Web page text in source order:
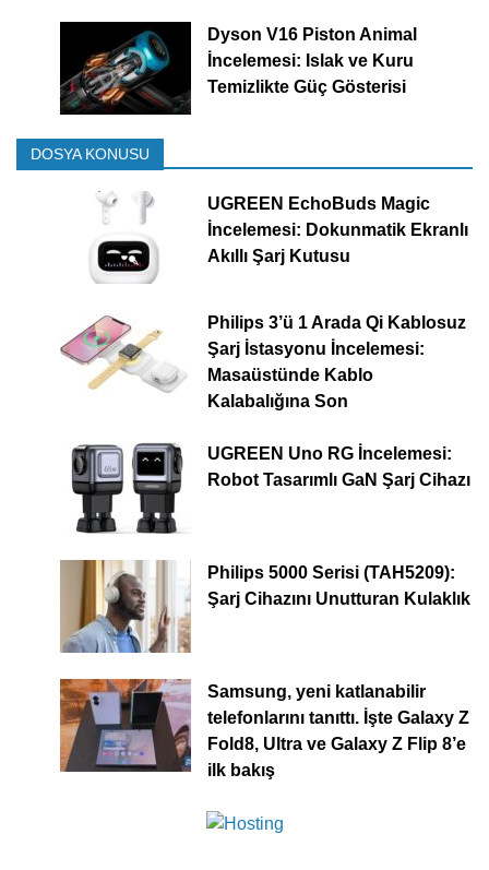
Dyson V16 Piston Animal
İncelemesi: Islak ve Kuru
Temizlikte Güç Gösterisi
DOSYA KONUSU
UGREEN EchoBuds Magic
İncelemesi: Dokunmatik Ekranlı
Akıllı Şarj Kutusu
Philips 3’ü 1 Arada Qi Kablosuz
Şarj İstasyonu İncelemesi:
Masaüstünde Kablo
Kalabalığına Son
UGREEN Uno RG İncelemesi:
Robot Tasarımlı GaN Şarj Cihazı
Philips 5000 Serisi (TAH5209):
Şarj Cihazını Unutturan Kulaklık
Samsung, yeni katlanabilir
telefonlarını tanıttı. İşte Galaxy Z
Fold8, Ultra ve Galaxy Z Flip 8’e
ilk bakış